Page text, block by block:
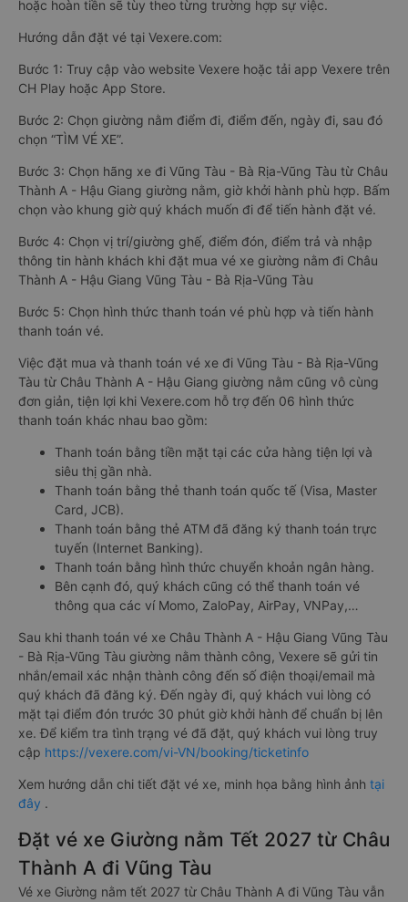
hoặc hoàn tiền sẽ tùy theo từng trường hợp sự việc.
Hướng dẫn đặt vé tại Vexere.com:
Bước 1: Truy cập vào website Vexere hoặc tải app Vexere trên
CH Play hoặc App Store.
Bước 2: Chọn giường nằm điểm đi, điểm đến, ngày đi, sau đó
chọn “TÌM VÉ XE”.
Bước 3: Chọn hãng xe đi Vũng Tàu - Bà Rịa-Vũng Tàu từ Châu
Thành A - Hậu Giang giường nằm, giờ khởi hành phù hợp. Bấm
chọn vào khung giờ quý khách muốn đi để tiến hành đặt vé.
Bước 4: Chọn vị trí/giường ghế, điểm đón, điểm trả và nhập
thông tin hành khách khi đặt mua vé xe giường nằm đi Châu
Thành A - Hậu Giang Vũng Tàu - Bà Rịa-Vũng Tàu
Bước 5: Chọn hình thức thanh toán vé phù hợp và tiến hành
thanh toán vé.
Việc đặt mua và thanh toán vé xe đi Vũng Tàu - Bà Rịa-Vũng
Tàu từ Châu Thành A - Hậu Giang giường nằm cũng vô cùng
đơn giản, tiện lợi khi Vexere.com hỗ trợ đến 06 hình thức
thanh toán khác nhau bao gồm:
Thanh toán bằng tiền mặt tại các cửa hàng tiện lợi và
siêu thị gần nhà.
Thanh toán bằng thẻ thanh toán quốc tế (Visa, Master
Card, JCB).
Thanh toán bằng thẻ ATM đã đăng ký thanh toán trực
tuyến (Internet Banking).
Thanh toán bằng hình thức chuyển khoản ngân hàng.
Bên cạnh đó, quý khách cũng có thể thanh toán vé
thông qua các ví Momo, ZaloPay, AirPay, VNPay,…
Sau khi thanh toán vé xe Châu Thành A - Hậu Giang Vũng Tàu
- Bà Rịa-Vũng Tàu giường nằm thành công, Vexere sẽ gửi tin
nhắn/email xác nhận thành công đến số điện thoại/email mà
quý khách đã đăng ký. Đến ngày đi, quý khách vui lòng có
mặt tại điểm đón trước 30 phút giờ khởi hành để chuẩn bị lên
xe. Để kiểm tra tình trạng vé đã đặt, quý khách vui lòng truy
cập https://vexere.com/vi-VN/booking/ticketinfo
Xem hướng dẫn chi tiết đặt vé xe, minh họa bằng hình ảnh tại
đây .
Đặt vé xe Giường nằm Tết 2027 từ Châu
Thành A đi Vũng Tàu
Vé xe Giường nằm tết 2027 từ Châu Thành A đi Vũng Tàu vẫn